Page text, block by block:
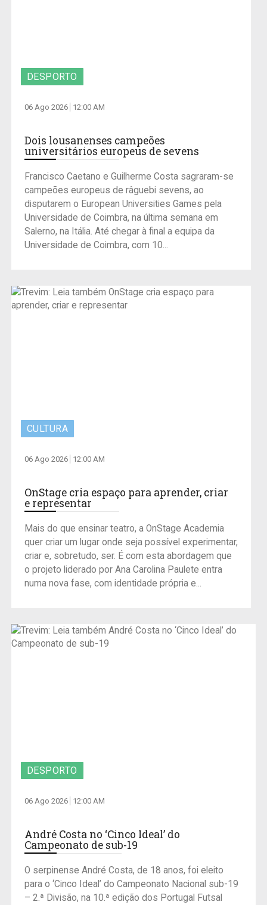
DESPORTO
06 Ago 2026 12:00 AM
Dois lousanenses campeões
universitários europeus de sevens
Francisco Caetano e Guilherme Costa sagraram-se
campeões europeus de râguebi sevens, ao
disputarem o European Universities Games pela
Universidade de Coimbra, na última semana em
Salerno, na Itália. Até chegar à final a equipa da
Universidade de Coimbra, com 10...
CULTURA
06 Ago 2026 12:00 AM
OnStage cria espaço para aprender, criar
e representar
Mais do que ensinar teatro, a OnStage Academia
quer criar um lugar onde seja possível experimentar,
criar e, sobretudo, ser. É com esta abordagem que
o projeto liderado por Ana Carolina Paulete entra
numa nova fase, com identidade própria e...
DESPORTO
06 Ago 2026 12:00 AM
André Costa no ‘Cinco Ideal’ do
Campeonato de sub-19
O serpinense André Costa, de 18 anos, foi eleito
para o ‘Cinco Ideal’ do Campeonato Nacional sub-19
– 2.ª Divisão, na 10.ª edição dos Portugal Futsal